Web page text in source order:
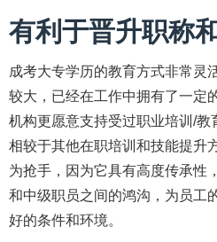
有利于晋升职称
成考大专学历的教育方式非常灵
较大，已经在工作中拥有了一定
机构更愿意支持受过职业培训/教
相较于其他在职培训和技能提升
为抢手，因为它具有高度传承性
和中级职员之间的鸿沟，为员工
好的条件和环境。